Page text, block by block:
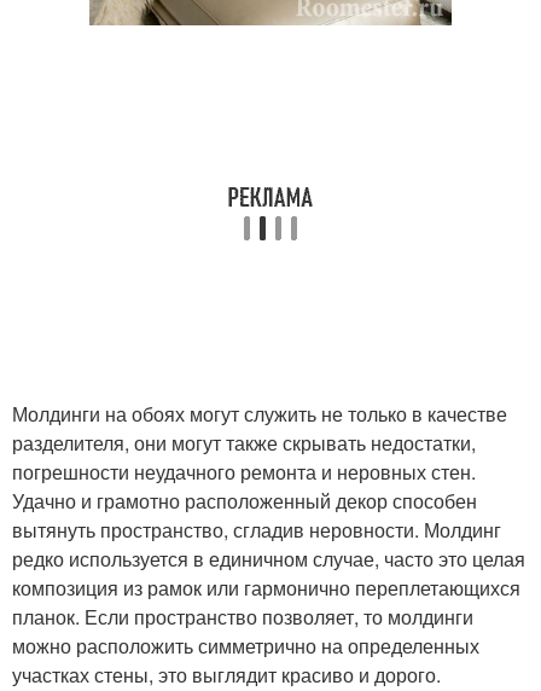
Молдинги на обоях могут служить не только в качестве
разделителя, они могут также скрывать недостатки,
погрешности неудачного ремонта и неровных стен.
Удачно и грамотно расположенный декор способен
вытянуть пространство, сгладив неровности. Молдинг
редко используется в единичном случае, часто это целая
композиция из рамок или гармонично переплетающихся
планок. Если пространство позволяет, то молдинги
можно расположить симметрично на определенных
участках стены, это выглядит красиво и дорого.